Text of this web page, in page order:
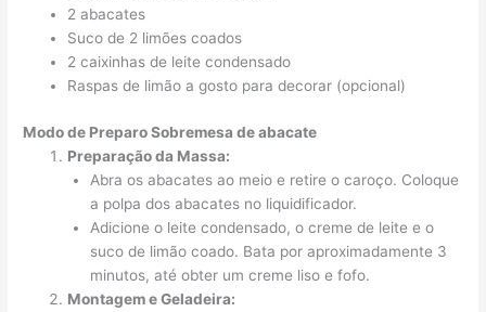
2 abacates
Suco de 2 limões coados
2 caixinhas de leite condensado
Raspas de limão a gosto para decorar (opcional)
Modo de Preparo Sobremesa de abacate
Preparação da Massa:
Abra os abacates ao meio e retire o caroço. Coloque
a polpa dos abacates no liquidificador.
Adicione o leite condensado, o creme de leite e o
suco de limão coado. Bata por aproximadamente 3
minutos, até obter um creme liso e fofo.
Montagem e Geladeira: